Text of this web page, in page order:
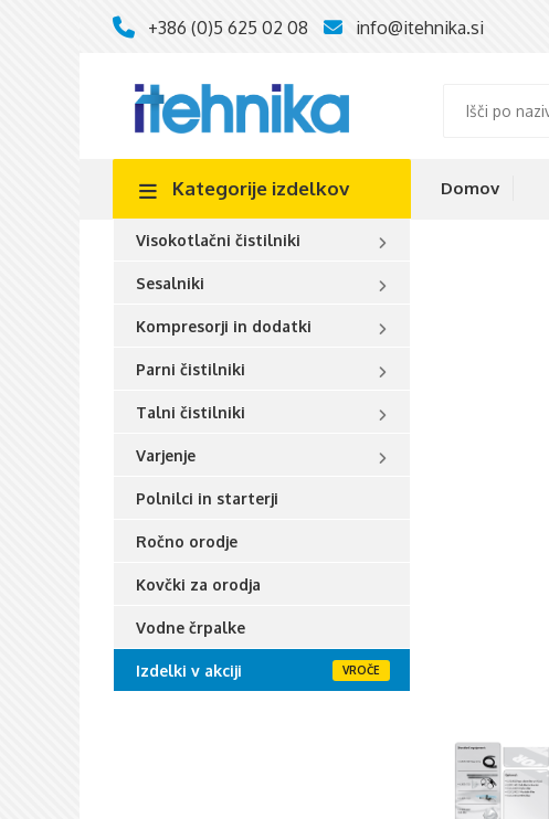
+386 (0)5 625 02 08 info@itehnika.si
Kategorije izdelkov
Visokotlačni čistilniki
Sesalniki
Kompresorji in dodatki
Parni čistilniki
Talni čistilniki
Varjenje
Polnilci in starterji
Ročno orodje
Kovčki za orodja
Vodne črpalke
Izdelki v akciji
Domov